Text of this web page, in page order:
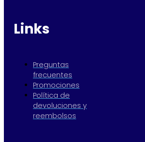
Links
Preguntas
frecuentes
Promociones
Política de
devoluciones y
reembolsos